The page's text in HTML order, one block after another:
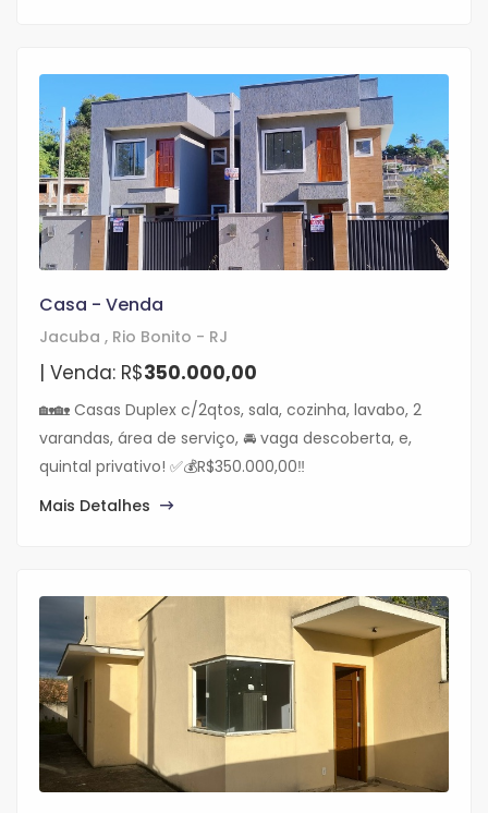
Casa - Venda
Jacuba , Rio Bonito - RJ
| Venda: R$350.000,00
🏡🏡 Casas Duplex c/2qtos, sala, cozinha, lavabo, 2
varandas, área de serviço, 🚘 vaga descoberta, e,
quintal privativo! ✅💰R$350.000,00‼️
Mais Detalhes